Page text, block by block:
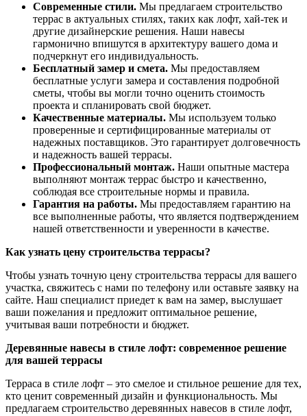
Современные стили. Мы предлагаем строительство
террас в актуальных стилях, таких как лофт, хай-тек и
другие дизайнерские решения. Наши навесы
гармонично впишутся в архитектуру вашего дома и
подчеркнут его индивидуальность.
Бесплатный замер и смета. Мы предоставляем
бесплатные услуги замера и составления подробной
сметы, чтобы вы могли точно оценить стоимость
проекта и спланировать свой бюджет.
Качественные материалы. Мы используем только
проверенные и сертифицированные материалы от
надежных поставщиков. Это гарантирует долговечность
и надежность вашей террасы.
Профессиональный монтаж. Наши опытные мастера
выполняют монтаж террас быстро и качественно,
соблюдая все строительные нормы и правила.
Гарантия на работы. Мы предоставляем гарантию на
все выполненные работы, что является подтверждением
нашей ответственности и уверенности в качестве.
Как узнать цену строительства террасы?
Чтобы узнать точную цену строительства террасы для вашего
участка, свяжитесь с нами по телефону или оставьте заявку на
сайте. Наш специалист приедет к вам на замер, выслушает
ваши пожелания и предложит оптимальное решение,
учитывая ваши потребности и бюджет.
Деревянные навесы в стиле лофт: современное решение
для вашей террасы
Терраса в стиле лофт – это смелое и стильное решение для тех,
кто ценит современный дизайн и функциональность. Мы
предлагаем строительство деревянных навесов в стиле лофт,